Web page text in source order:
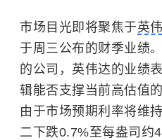
市场目光即将聚焦于英
于周三公布的财季业绩
的公司，英伟达的业绩
辑能否支撑当前高估值
由于市场预期利率将维
二下跌0.7%至每盎司约